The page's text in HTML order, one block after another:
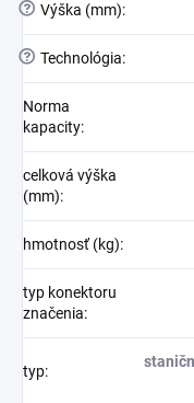
? Výška (mm):
? Technológia:
Norma
kapacity:
celková výška
(mm):
hmotnosť (kg):
typ konektoru
značenia:
typ: